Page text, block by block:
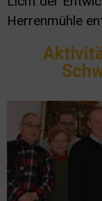
Herrenmühle